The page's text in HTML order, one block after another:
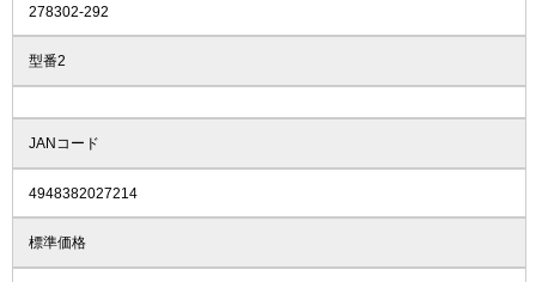
278302-292
型番2
JANコード
4948382027214
標準価格